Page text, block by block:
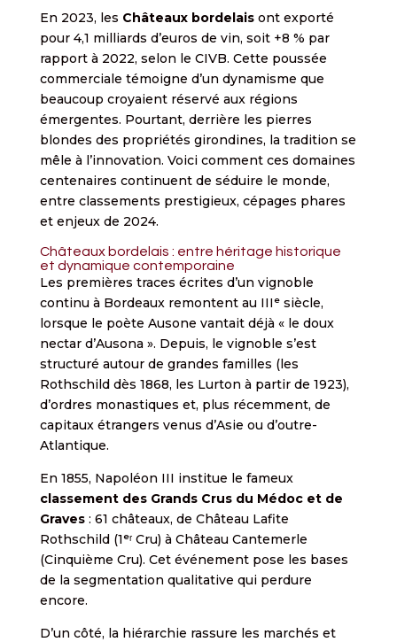
En 2023, les Châteaux bordelaisont exporté
pour 4,1 milliards d’euros de vin, soit +8 % par
rapport à 2022, selon le CIVB. Cette poussée
commerciale témoigne d’un dynamisme que
beaucoup croyaient réservé aux régions
émergentes. Pourtant, derrière les pierres
blondes des propriétés girondines, la tradition se
mêle à l’innovation. Voici comment ces domaines
centenaires continuent de séduire le monde,
entre classements prestigieux, cépages phares
et enjeux de 2024.
Châteaux bordelais : entre héritage historique
et dynamique contemporaine
Les premières traces écrites d’un vignoble
continu à Bordeaux remontent au IIIᵉ siècle,
lorsque le poète Ausone vantait déjà « le doux
nectar d’Ausona ». Depuis, le vignoble s’est
structuré autour de grandes familles (les
Rothschild dès 1868, les Lurton à partir de 1923),
d’ordres monastiques et, plus récemment, de
capitaux étrangers venus d’Asie ou d’outre-
Atlantique.
En 1855, Napoléon III institue le fameux
classement des Grands Crus du Médoc et de
Graves: 61 châteaux, de Château Lafite
Rothschild (1ᵉʳ Cru) à Château Cantemerle
(Cinquième Cru). Cet événement pose les bases
de la segmentation qualitative qui perdure
encore.
D’un côté, la hiérarchie rassure les marchés et